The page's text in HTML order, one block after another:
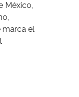
México,
el